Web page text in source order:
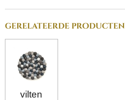
gerelateerde producten
vilten